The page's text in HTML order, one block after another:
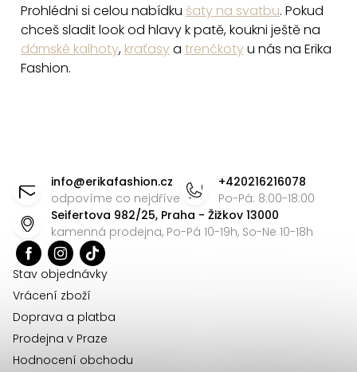
Prohlédni si celou nabídku šaty na svatbu. Pokud
chceš sladit look od hlavy k patě, koukni ještě na
dámské kalhoty, kraťasya trenčkotyu nás na Erika
Fashion.
info@erikafashion.cz
odpovíme co nejdříve
+420216216078
Po-Pá: 8:00-18:00
Seifertova 982/25, Praha - Žižkov 13000
kamenná prodejna, Po-Pá 10-19h, So-Ne 10-18h
Stav objednávky
Vrácení zboží
Doprava a platba
Prodejna v Praze
Hodnocení obchodu